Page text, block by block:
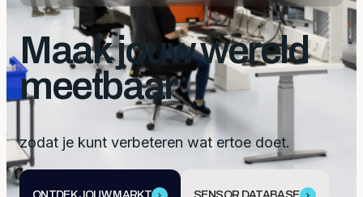
Maak jouw wereld
meetbaar
zodat je kunt verbeteren wat ertoe doet.